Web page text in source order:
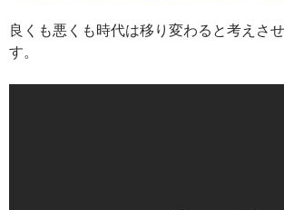
良くも悪くも時代は移り変わると考えさ
す。